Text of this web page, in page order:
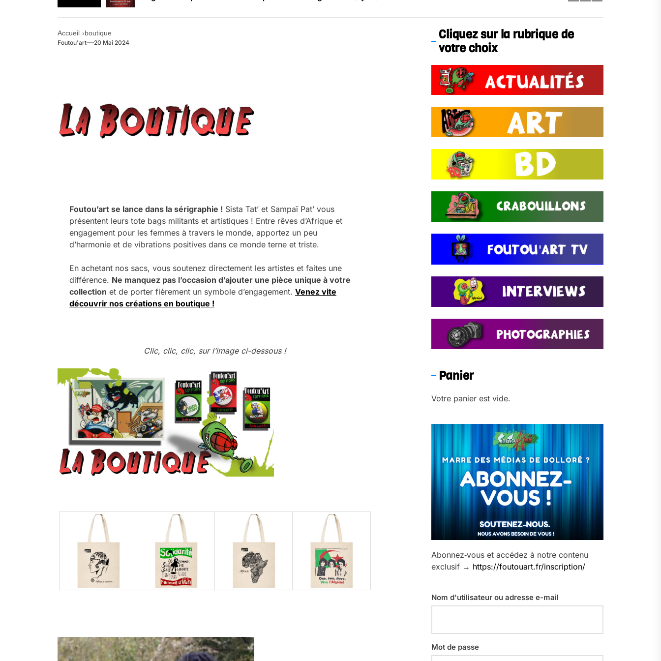
Accueil boutique
Foutou'art 20 Mai 2024
Foutou’art se lance dans la sérigraphie ! Sista Tat’ et Sampaï Pat’ vous
présentent leurs tote bags militants et artistiques ! Entre rêves d’Afrique et
engagement pour les femmes à travers le monde, apportez un peu
d’harmonie et de vibrations positives dans ce monde terne et triste.
En achetant nos sacs, vous soutenez directement les artistes et faites une
différence. Ne manquez pas l’occasion d’ajouter une pièce unique à votre
collection et de porter fièrement un symbole d’engagement. Venez vite
découvrir nos créations en boutique !
Clic, clic, clic, sur l’image ci-dessous !
Cliquez sur la rubrique de
votre choix
Panier
Votre panier est vide.
Abonnez‑vous et accédez à notre contenu
exclusif → https://foutouart.fr/inscription/
Nom d'utilisateur ou adresse e-mail
Mot de passe